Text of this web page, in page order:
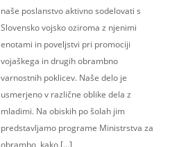
naše poslanstvo aktivno sodelovati s
Slovensko vojsko oziroma z njenimi
enotami in poveljstvi pri promociji
vojaškega in drugih obrambno
varnostnih poklicev. Naše delo je
usmerjeno v različne oblike dela z
mladimi. Na obiskih po šolah jim
predstavljamo programe Ministrstva za
obrambo, kako […]